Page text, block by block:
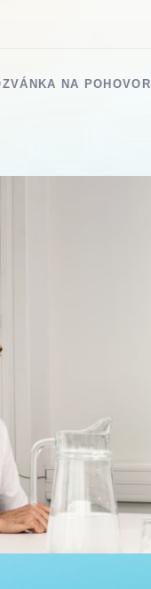
NA POHOVOR